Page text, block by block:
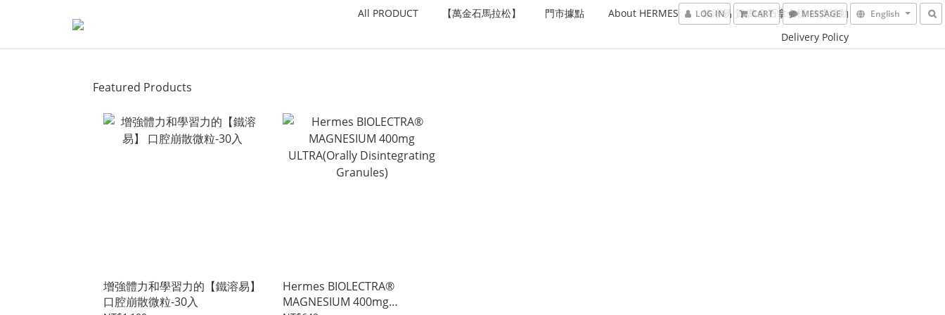
LOG IN CART MESSAGE English
All PRODUCT 【萬金石馬拉松】 門市據點 About HERMES
鎂溶易 賀 萬金石拿金標 抽獎活動
Delivery Policy
Featured Products
增強體力和學習力的【鐵溶易】
口腔崩散微粒-30入
Hermes BIOLECTRA®
MAGNESIUM 400mg